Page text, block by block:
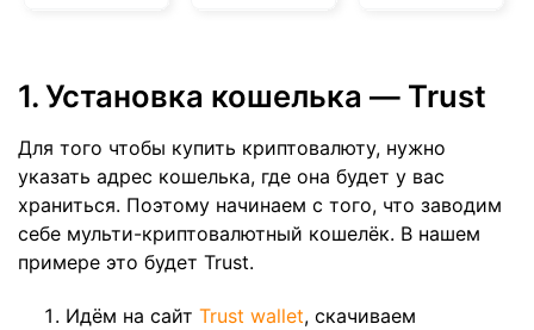
1. Установка кошелька — Trust
Для того чтобы купить криптовалюту, нужно
указать адрес кошелька, где она будет у вас
храниться. Поэтому начинаем с того, что заводим
себе мульти-криптовалютный кошелёк. В нашем
примере это будет Trust.
Идём на сайт Trust wallet, скачиваем